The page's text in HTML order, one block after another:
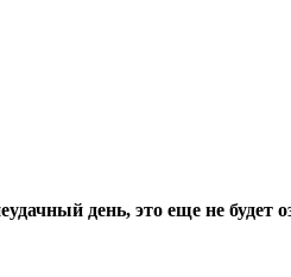
день, это еще не будет